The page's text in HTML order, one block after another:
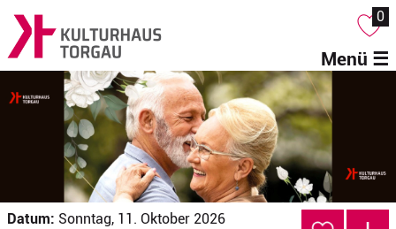
0
Menü ☰
Datum: Sonntag, 11. Oktober 2026